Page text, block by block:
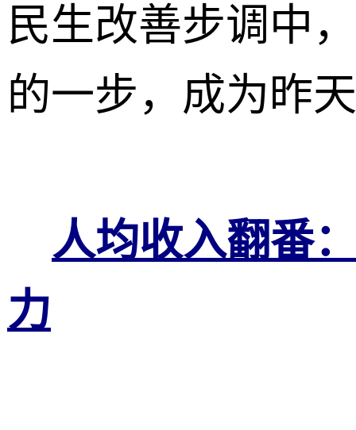
民生改善步调中
的一步，成为昨
人均收入翻番
力